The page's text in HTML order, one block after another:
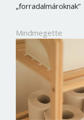
„forradalmároknak”
Mindmegette